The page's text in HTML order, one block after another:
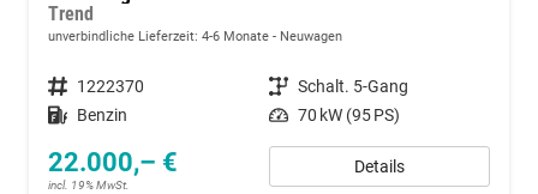
Trend
unverbindliche Lieferzeit: 4-6 Monate Neuwagen
Fahrzeugnummer 1222370 Getriebe Schalt. 5-Gang
Kraftstoff Benzin Leistung 70 kW (95 PS)
22.000,– €
incl. 19% MwSt.
Details